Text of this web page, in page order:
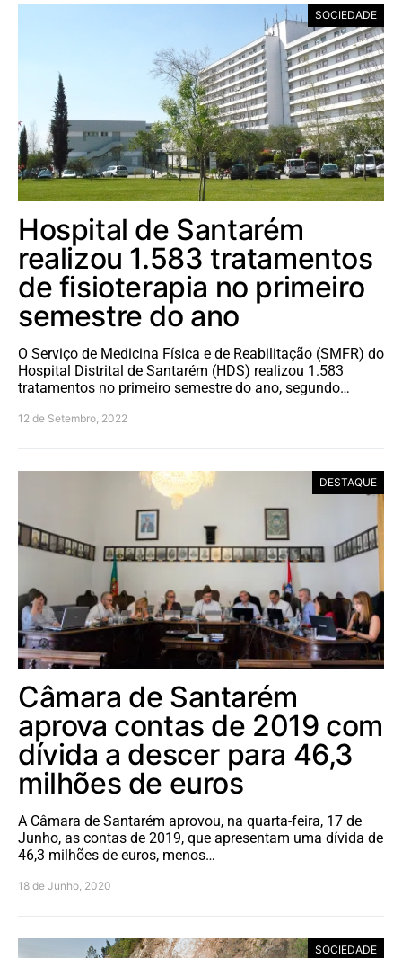
SOCIEDADE
Hospital de Santarém
realizou 1.583 tratamentos
de fisioterapia no primeiro
semestre do ano
O Serviço de Medicina Física e de Reabilitação (SMFR) do
Hospital Distrital de Santarém (HDS) realizou 1.583
tratamentos no primeiro semestre do ano, segundo…
12 de Setembro, 2022
DESTAQUE
Câmara de Santarém
aprova contas de 2019 com
dívida a descer para 46,3
milhões de euros
A Câmara de Santarém aprovou, na quarta-feira, 17 de
Junho, as contas de 2019, que apresentam uma dívida de
46,3 milhões de euros, menos…
18 de Junho, 2020
SOCIEDADE